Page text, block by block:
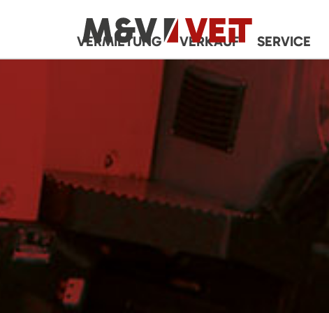
VERMIETUNG VERKAUF SERVICE